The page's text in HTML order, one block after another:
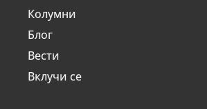
Колумни
Блог
Вести
Вклучи се